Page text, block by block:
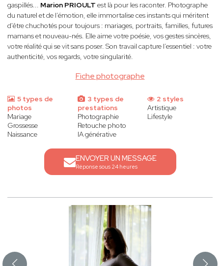
Fiche photographe
gaspillés... Marion PRIOULT est là pour les raconter. Photographe
du naturel et de l’émotion, elle immortalise ces instants qui méritent
d'être chuchotés pour toujours : mariages, portraits, familles, futures
mamans et nouveau-nés. Elle aime votre poésie, vos gestes sincères,
votre réalité qui se vit sans poser. Son travail capture l’essentiel : votre
authenticité, vos regards, votre singularité.
5 types de
photos
Mariage
Grossesse
Naissance
3 types de
prestations
Photographie
Retouche photo
IA générative
2 styles
Artistique
Lifestyle
ENVOYER UN MESSAGE
Réponse sous 24 heures